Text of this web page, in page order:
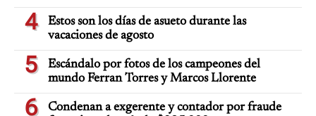
4
Estos son los días de asueto durante las
vacaciones de agosto
5
Escándalo por fotos de los campeones del
mundo Ferran Torres y Marcos Llorente
6
Condenan a exgerente y contador por fraude